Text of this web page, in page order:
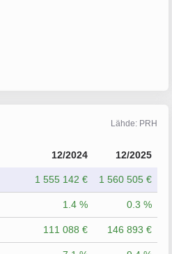
Lähde: PRH
12/2024 12/2025
1 555 142 € 1 560 505 €
1.4 % 0.3 %
111 088 € 146 893 €